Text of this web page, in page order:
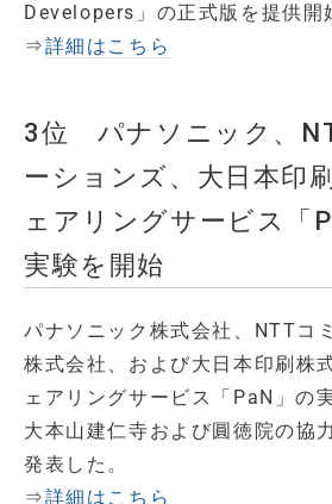
Developers」の正式版を提供開
⇒詳細はこちら
3位 パナソニック、
ーションズ、大日本印
ェアリングサービス「
実験を開始
パナソニック株式会社、NTTコ
株式会社、および大日本印刷株
ェアリングサービス「PaN」の
大本山建仁寺および圓徳院の協
発表した。
⇒詳細はこちら